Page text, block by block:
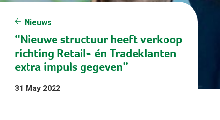
Nieuws
“Nieuwe structuur heeft verkoop
richting Retail- én Tradeklanten
extra impuls gegeven”
31 May 2022